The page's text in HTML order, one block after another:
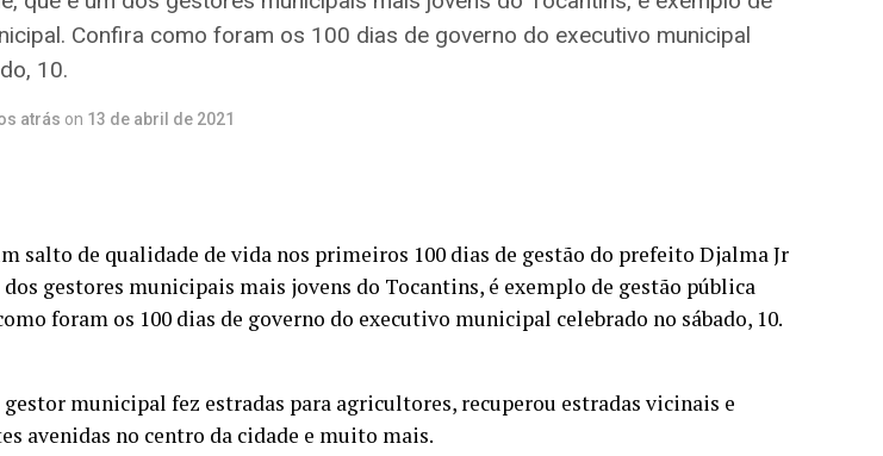
Confira como foram os 100 dias de governo do executivo municipal
10.
atrás on 13 de abril de 2021
salto de qualidade de vida nos primeiros 100 dias de gestão do prefeito Djalma Jr
dos gestores municipais mais jovens do Tocantins, é exemplo de gestão pública
foram os 100 dias de governo do executivo municipal celebrado no sábado, 10.
gestor municipal fez estradas para agricultores, recuperou estradas vicinais e
avenidas no centro da cidade e muito mais.